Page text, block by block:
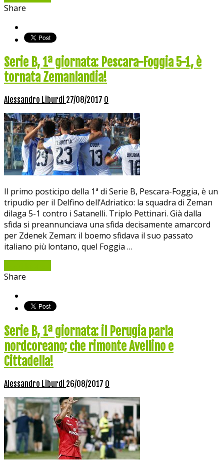
Share
Serie B, 1ª giornata: Pescara-Foggia 5-1, è
tornata Zemanlandia!
Alessandro Liburdi 27/08/2017 0
Il primo posticipo della 1ª di Serie B, Pescara-Foggia, è un
tripudio per il Delfino dell’Adriatico: la squadra di Zeman
dilaga 5-1 contro i Satanelli. Triplo Pettinari. Già dalla
sfida si preannunciava una sfida decisamente amarcord
per Zdenek Zeman: il boemo sfidava il suo passato
italiano più lontano, quel Foggia …
Share
Serie B, 1ª giornata: il Perugia parla
nordcoreano; che rimonte Avellino e
Cittadella!
Alessandro Liburdi 26/08/2017 0